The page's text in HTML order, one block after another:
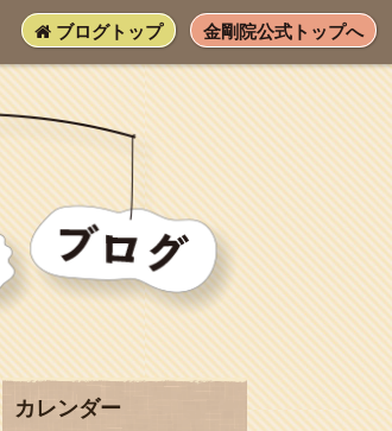
ブログトップ 金剛院公式トップへ
カレンダー